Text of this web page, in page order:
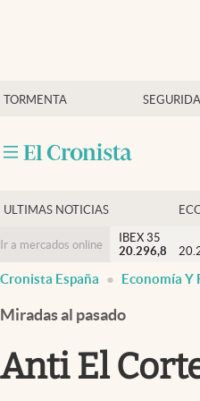
TORMENTA
Economía y finanzas
Criptomonedas
ULTIMAS NOTICIAS
Ir a mercados online
IBEX 35
20.296,8
Cronista España Economía Y
Miradas al pasado
Anti El